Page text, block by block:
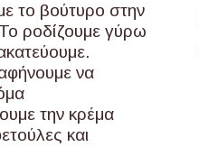
το βούτυρο στην
ροδίζουμε γύρω
να
την κρέμα
και